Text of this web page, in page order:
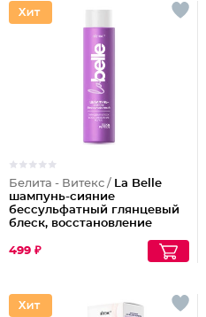
Белита - Витекс / La Belle
шампунь-сияние
бессульфатный глянцевый
блеск, восстановление
499 ₽